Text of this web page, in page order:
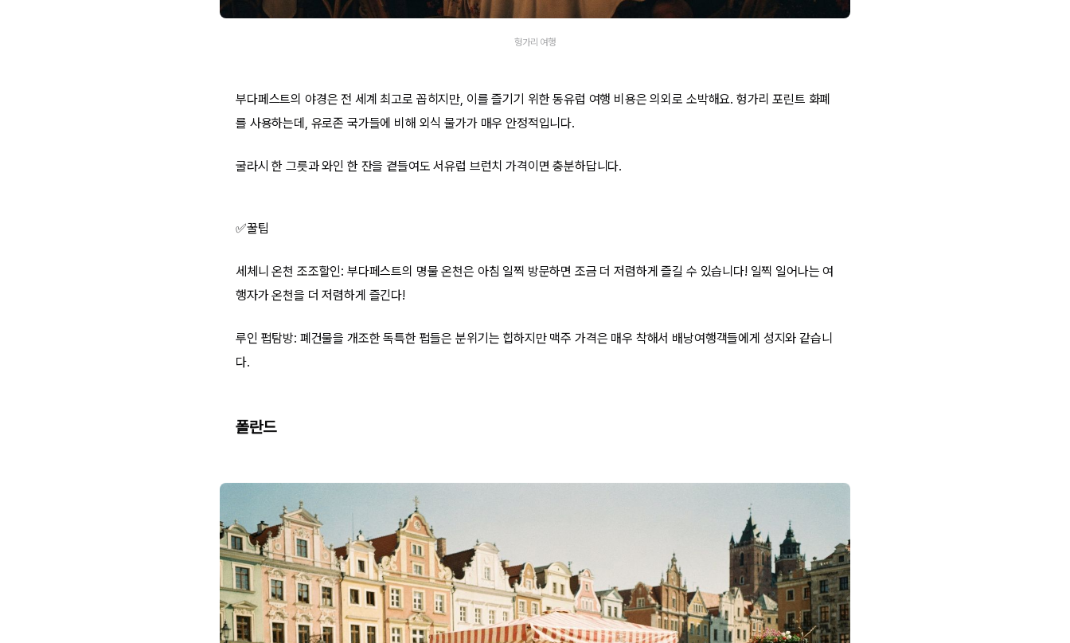
헝가리 여행
부다페스트의 야경은 전 세계 최고로 꼽히지만, 이를 즐기기 위한 동유럽 여행 비용은 의외로 소박해요. 헝가리 포린트 화폐
를 사용하는데, 유로존 국가들에 비해 외식 물가가 매우 안정적입니다.
굴라시 한 그릇과 와인 한 잔을 곁들여도 서유럽 브런치 가격이면 충분하답니다.
✅꿀팁
세체니 온천 조조할인: 부다페스트의 명물 온천은 아침 일찍 방문하면 조금 더 저렴하게 즐길 수 있습니다! 일찍 일어나는 여
행자가 온천을 더 저렴하게 즐긴다!
루인 펍탐방: 폐건물을 개조한 독특한 펍들은 분위기는 힙하지만 맥주 가격은 매우 착해서 배낭여행객들에게 성지와 같습니
다.
폴란드